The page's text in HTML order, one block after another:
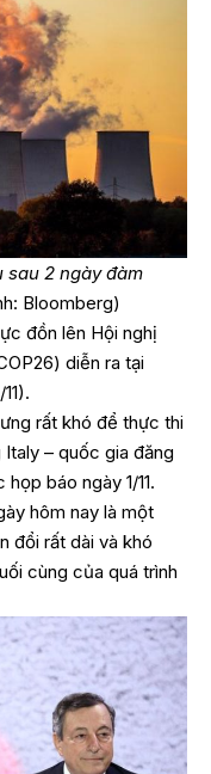
sau 2 ngày đàm
Bloomberg)
đồn lên Hội nghị
diễn ra tại
rất khó để thực thi
– quốc gia đăng
báo ngày 1/11.
hôm nay là một
đổi rất dài và khó
cùng của quá trình